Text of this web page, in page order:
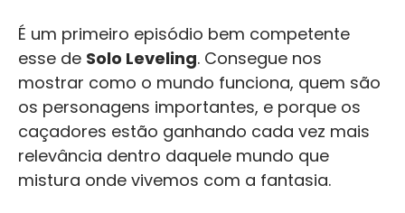
É um primeiro episódio bem competente
esse de Solo Leveling. Consegue nos
mostrar como o mundo funciona, quem são
os personagens importantes, e porque os
caçadores estão ganhando cada vez mais
relevância dentro daquele mundo que
mistura onde vivemos com a fantasia.